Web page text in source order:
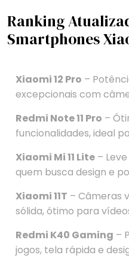
Ranking
Smartphones
Xiaomi 12 Pro –
excepcionais com
Redmi Note 11 Pro –
funcionalidades, ideal
Xiaomi Mi 11 Lite –
quem busca design e
Xiaomi 11T – Câmeras
sólida, ótimo para
Redmi K40 Gaming –
jogos, tela rápida e